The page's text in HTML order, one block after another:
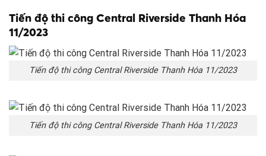
Tiến độ thi công Central Riverside Thanh Hóa
11/2023
Tiến độ thi công Central Riverside Thanh Hóa 11/2023
Tiến độ thi công Central Riverside Thanh Hóa 11/2023